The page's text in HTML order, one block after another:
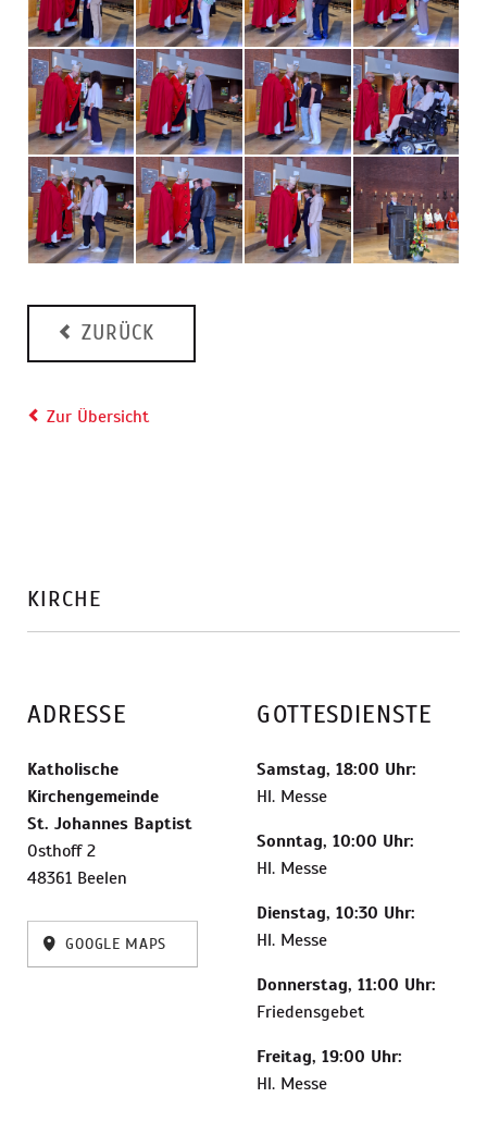
ZURÜCK
Zur Übersicht
KIRCHE
ADRESSE
Katholische
Kirchengemeinde
St. Johannes Baptist
Osthoff 2
48361 Beelen
GOOGLE MAPS
GOTTESDIENSTE
Samstag, 18:00 Uhr:
Hl. Messe
Sonntag, 10:00 Uhr:
Hl. Messe
Dienstag, 10:30 Uhr:
Hl. Messe
Donnerstag, 11:00 Uhr:
Friedensgebet
Freitag, 19:00 Uhr:
Hl. Messe